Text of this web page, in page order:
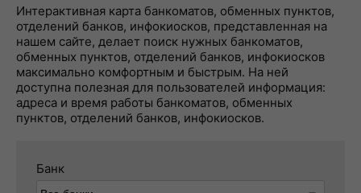
Интерактивная карта банкоматов, обменных пунктов,
отделений банков, инфокиосков, представленная на
нашем сайте, делает поиск нужных банкоматов,
обменных пунктов, отделений банков, инфокиосков
максимально комфортным и быстрым. На ней
доступна полезная для пользователей информация:
адреса и время работы банкоматов, обменных
пунктов, отделений банков, инфокиосков.
Банк